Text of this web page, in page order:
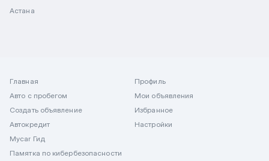
Астана
Главная
Авто с пробегом
Создать объявление
Автокредит
Mycar Гид
Памятка по кибербезопасности
Профиль
Мои объявления
Избранное
Настройки